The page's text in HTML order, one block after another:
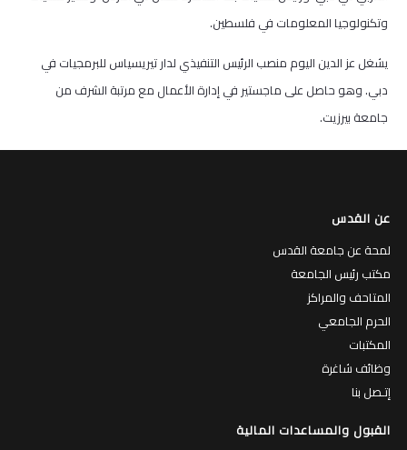
وتكنولوجيا المعلومات في فلسطين.
يشغل عز الدين اليوم منصب الرئيس التنفيذي لدار تيريسياس للبرمجيات في
دبي. وهو حاصل على ماجستير في إدارة الأعمال مع مرتبة الشرف من
جامعة بيرزيت.
عن القدس
لمحة عن جامعة القدس
مكتب رئيس الجامعة
المتاحف والمراكز
الحرم الجامعي
المكتبات
وظائف شاغرة
إتـصل بنا
القبول والمساعدات المالية